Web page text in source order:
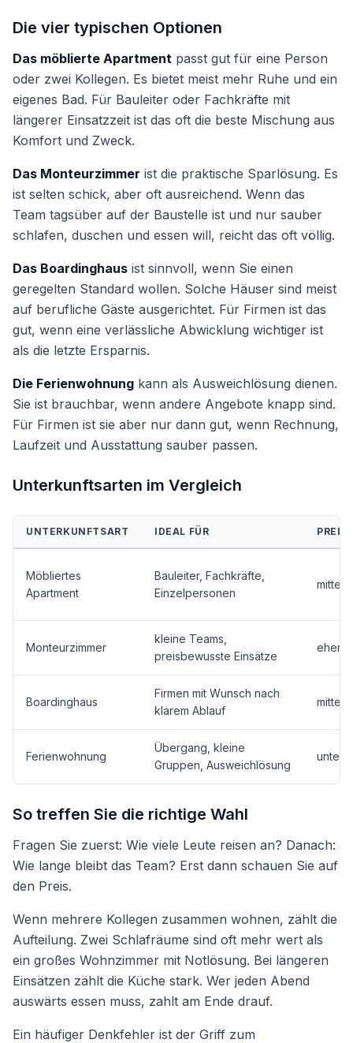
Die vier typischen Optionen
Das möblierte Apartment passt gut für eine Person
oder zwei Kollegen. Es bietet meist mehr Ruhe und ein
eigenes Bad. Für Bauleiter oder Fachkräfte mit
längerer Einsatzzeit ist das oft die beste Mischung aus
Komfort und Zweck.
Das Monteurzimmer ist die praktische Sparlösung. Es
ist selten schick, aber oft ausreichend. Wenn das
Team tagsüber auf der Baustelle ist und nur sauber
schlafen, duschen und essen will, reicht das oft völlig.
Das Boardinghaus ist sinnvoll, wenn Sie einen
geregelten Standard wollen. Solche Häuser sind meist
auf berufliche Gäste ausgerichtet. Für Firmen ist das
gut, wenn eine verlässliche Abwicklung wichtiger ist
als die letzte Ersparnis.
Die Ferienwohnung kann als Ausweichlösung dienen.
Sie ist brauchbar, wenn andere Angebote knapp sind.
Für Firmen ist sie aber nur dann gut, wenn Rechnung,
Laufzeit und Ausstattung sauber passen.
Unterkunftsarten im Vergleich
UNTERKUNFTSART IDEAL FÜR
Möbliertes
Apartment
Bauleiter, Fachkräfte,
Einzelpersonen
mittel
Monteurzimmer
kleine Teams,
preisbewusste Einsätze
eher
Boardinghaus
Firmen mit Wunsch nach
klarem Ablauf
mittel
Ferienwohnung
Übergang, kleine
Gruppen, Ausweichlösung
So treffen Sie die richtige Wahl
Fragen Sie zuerst: Wie viele Leute reisen an? Danach:
Wie lange bleibt das Team? Erst dann schauen Sie auf
den Preis.
Wenn mehrere Kollegen zusammen wohnen, zählt die
Aufteilung. Zwei Schlafräume sind oft mehr wert als
ein großes Wohnzimmer mit Notlösung. Bei längeren
Einsätzen zählt die Küche stark. Wer jeden Abend
auswärts essen muss, zahlt am Ende drauf.
Ein häufiger Denkfehler ist der Griff zum